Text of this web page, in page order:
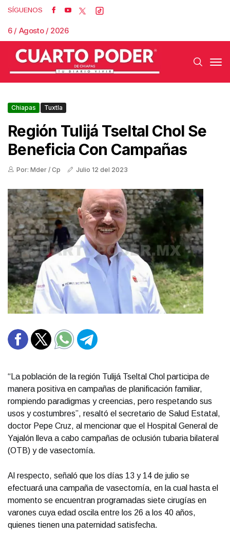
SÍGUENOS
6 / Agosto / 2026
Chiapas Tuxtla
Región Tulijá Tseltal Chol Se
Beneficia Con Campañas
Por: Mder / Cp Julio 12 del 2023
“La población de la región Tulijá Tseltal Chol participa de
manera positiva en campañas de planificación familiar,
rompiendo paradigmas y creencias, pero respetando sus
usos y costumbres”, resaltó el secretario de Salud Estatal,
doctor Pepe Cruz, al mencionar que el Hospital General de
Yajalón lleva a cabo campañas de oclusión tubaria bilateral
(OTB) y de vasectomía.
Al respecto, señaló que los días 13 y 14 de julio se
efectuará una campaña de vasectomía, en la cual hasta el
momento se encuentran programadas siete cirugías en
varones cuya edad oscila entre los 26 a los 40 años,
quienes tienen una paternidad satisfecha.